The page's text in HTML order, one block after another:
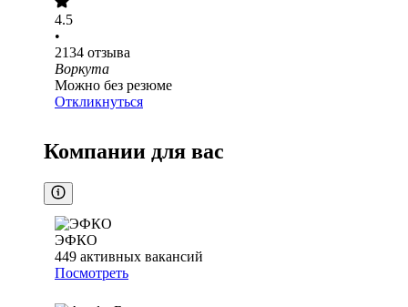
4.5
•
2134 отзыва
Воркута
Можно без резюме
Откликнуться
Компании для вас
ЭФКО
449 активных вакансий
Посмотреть